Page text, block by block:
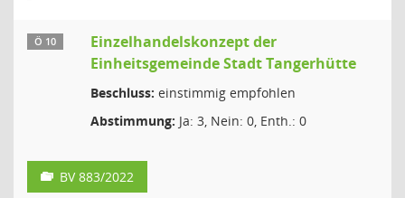
Ö 10
Einzelhandelskonzept der
Einheitsgemeinde Stadt Tangerhütte
Beschluss: einstimmig empfohlen
Abstimmung: Ja: 3, Nein: 0, Enth.: 0
BV 883/2022